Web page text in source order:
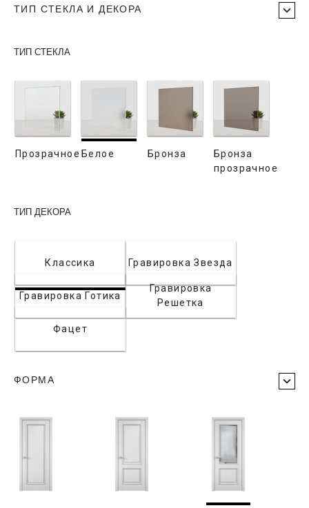
ТИП СТЕКЛА И ДЕКОРА
ТИП СТЕКЛА
Прозрачное Белое Бронза
Бронза
прозрачное
ТИП ДЕКОРА
Классика Гравировка Звезда
Гравировка Готика
Гравировка
Решетка
Фацет
ФОРМА